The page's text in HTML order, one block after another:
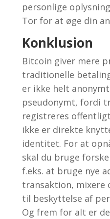
personlige
Tor for at øge din
Konklusion
Bitcoin giver mere
traditionelle
er ikke helt
pseudonymt, fordi
registreres
ikke er direkte
identitet. For at
skal du bruge
f.eks. at bruge nye
transaktion,
til beskyttelse af
Og frem for alt er